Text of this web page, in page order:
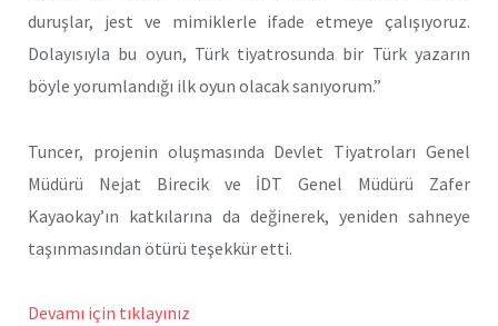
duruşlar, jest ve mimiklerle ifade etmeye çalışıyoruz.
Dolayısıyla bu oyun, Türk tiyatrosunda bir Türk yazarın
böyle yorumlandığı ilk oyun olacak sanıyorum.”
Tuncer, projenin oluşmasında Devlet Tiyatroları Genel
Müdürü Nejat Birecik ve İDT Genel Müdürü Zafer
Kayaokay’ın katkılarına da değinerek, yeniden sahneye
taşınmasından ötürü teşekkür etti.
Devamı için tıklayınız